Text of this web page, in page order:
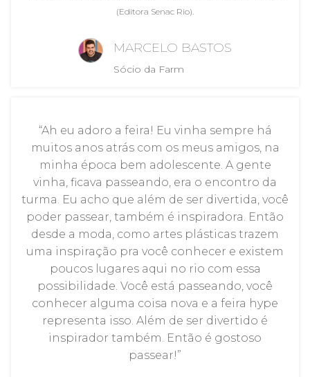
(Editora Senac Rio).
MARCELO BASTOS
Sócio da Farm
“Ah eu adoro a feira! Eu vinha sempre há
muitos anos atrás com os meus amigos, na
minha época bem adolescente. A gente
vinha, ficava passeando, era o encontro da
turma. Eu acho que além de ser divertida, você
poder passear, também é inspiradora. Então
desde a moda, como artes plásticas trazem
uma inspiração pra você conhecer e existem
poucos lugares aqui no rio com essa
possibilidade. Você está passeando, você
conhecer alguma coisa nova e a feira hype
representa isso. Além de ser divertido é
inspirador também. Então é gostoso
passear!”